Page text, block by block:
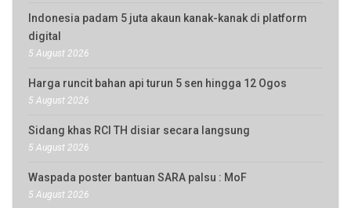
Indonesia padam 5 juta akaun kanak-kanak di platform
digital
5 August 2026
Harga runcit bahan api turun 5 sen hingga 12 Ogos
5 August 2026
Sidang khas RCI TH disiar secara langsung
5 August 2026
Waspada poster bantuan SARA palsu : MoF
5 August 2026